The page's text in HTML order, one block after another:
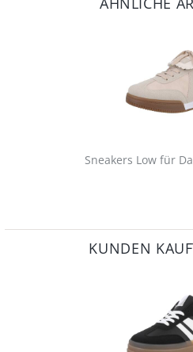
Sneakers Low für
KUNDEN